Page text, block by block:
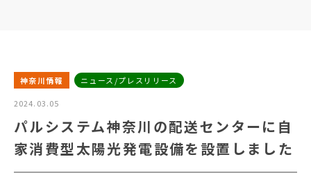
神奈川情報 ニュース/プレスリリース
2024.03.05
パルシステム神奈川の配送センターに自
家消費型太陽光発電設備を設置しました